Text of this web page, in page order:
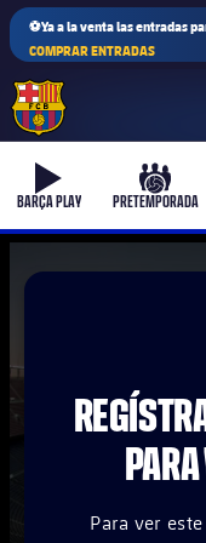
⚽Ya a la venta las entradas
COMPRAR ENTRADAS
b-play
BARÇA PLAY
culers-
PRETEMPORADA
plusicon
plusicon
más
Para ver